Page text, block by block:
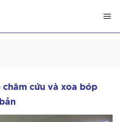
châm cứu và xoa bóp